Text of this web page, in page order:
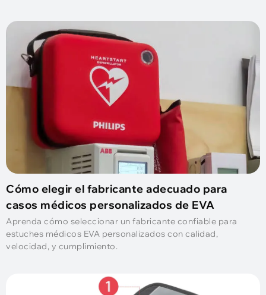
Cómo elegir el fabricante adecuado para
casos médicos personalizados de EVA
Aprenda cómo seleccionar un fabricante confiable para
estuches médicos EVA personalizados con calidad,
velocidad, y cumplimiento.